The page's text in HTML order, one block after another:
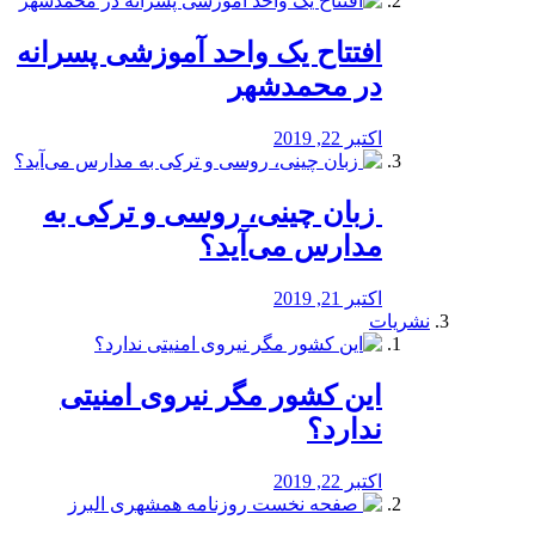
افتتاح یک واحد آموزشی پسرانه
در محمدشهر
اکتبر 22, 2019
️ زبان چینی، روسی و ترکی به
مدارس می‌آید؟
اکتبر 21, 2019
نشریات
این کشور مگر نیروی امنیتی
ندارد؟
اکتبر 22, 2019